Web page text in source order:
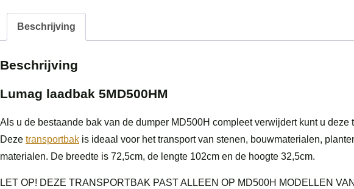
Beschrijving
Beschrijving
Lumag laadbak 5MD500HM
Als u de bestaande bak van de dumper MD500H compleet verwijdert kunt u deze
Deze transportbak is ideaal voor het transport van stenen, bouwmaterialen,
materialen. De breedte is 72,5cm, de lengte 102cm en de hoogte 32,5cm.
LET OP! DEZE TRANSPORTBAK PAST ALLEEN OP MD500H MODELLEN